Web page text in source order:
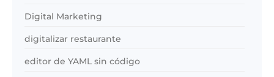
Digital Marketing
digitalizar restaurante
editor de YAML sin código